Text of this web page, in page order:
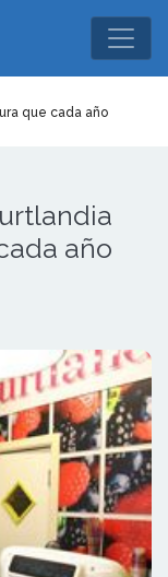
que cada año
año